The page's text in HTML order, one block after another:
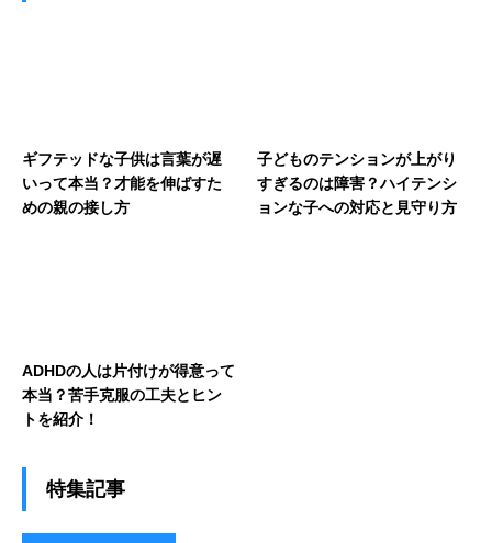
ギフテッドな子供は言葉が遅
いって本当？才能を伸ばすた
めの親の接し方
子どものテンションが上がり
すぎるのは障害？ハイテンシ
ョンな子への対応と見守り方
ADHDの人は片付けが得意って
本当？苦手克服の工夫とヒン
トを紹介！
特集記事